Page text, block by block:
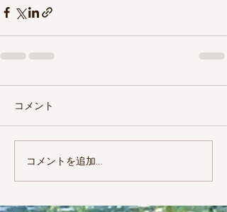
コメント
コメントを追加…